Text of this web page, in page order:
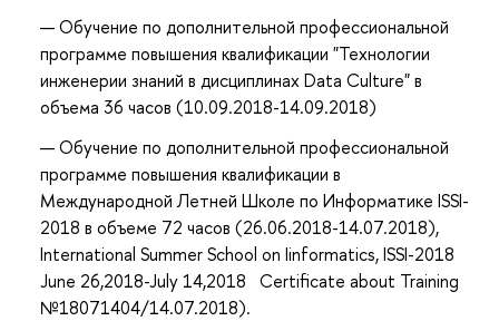
Обучение по дополнительной профессиональной
программе повышения квалификации "Технологии
инженерии знаний в дисциплинах Data Culture" в
объема 36 часов (10.09.2018-14.09.2018)
Обучение по дополнительной профессиональной
программе повышения квалификации в
Международной Летней Школе по Информатике ISSI-
2018 в объеме 72 часов (26.06.2018-14.07.2018),
International Summer School on Iinformatics, ISSI-2018
June 26,2018-July 14,2018 Certificate about Training
№18071404/14.07.2018).